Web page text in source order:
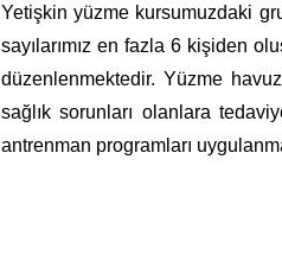
Yetişkin yüzme kursumuzdaki
sayılarımız en fazla 6 kişiden
düzenlenmektedir. Yüzme
sağlık sorunları olanlara
antrenman programları